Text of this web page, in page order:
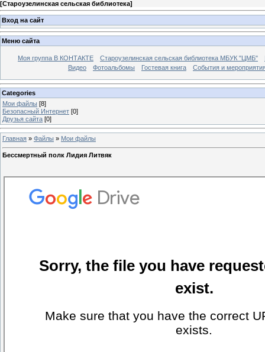
[Староузелинская сельская библиотека]
Вход на сайт
Меню сайта
Моя группа В КОНТАКТЕ Староузелинская сельская библиотека МБУК "ЦМБ"
Видео
Фотоальбомы Гостевая книга События и
Categories
Мои файлы [8]
Безопасный Интернет [0]
Друзья сайта [0]
Главная » Файлы » Мои файлы
Бессмертный полк Лидия Литвяк